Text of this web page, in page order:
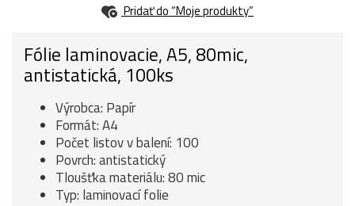
Pridať do “Moje produkty”
Fólie laminovacie, A5, 80mic,
antistatická, 100ks
Výrobca: Papír
Formát: A4
Počet listov v balení: 100
Povrch: antistatický
Tloušťka materiálu: 80 mic
Typ: laminovací folie